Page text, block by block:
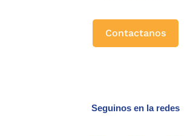
Contactanos
Seguinos en la redes